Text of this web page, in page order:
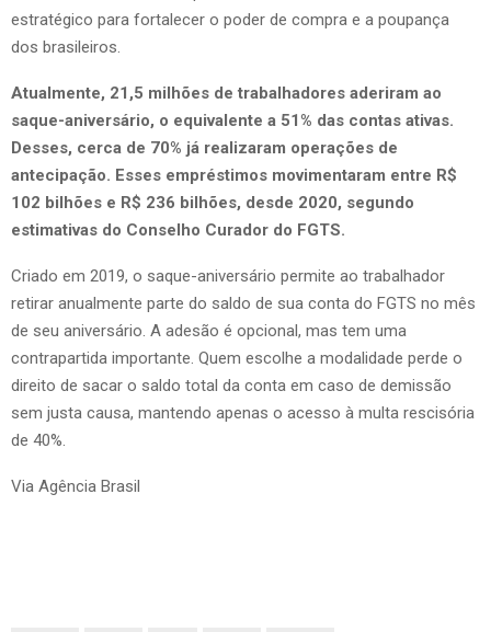
estratégico para fortalecer o poder de compra e a poupança
dos brasileiros.
Atualmente, 21,5 milhões de trabalhadores aderiram ao
saque-aniversário, o equivalente a 51% das contas ativas.
Desses, cerca de 70% já realizaram operações de
antecipação. Esses empréstimos movimentaram entre R$
102 bilhões e R$ 236 bilhões, desde 2020, segundo
estimativas do Conselho Curador do FGTS.
Criado em 2019, o saque-aniversário permite ao trabalhador
retirar anualmente parte do saldo de sua conta do FGTS no mês
de seu aniversário. A adesão é opcional, mas tem uma
contrapartida importante. Quem escolhe a modalidade perde o
direito de sacar o saldo total da conta em caso de demissão
sem justa causa, mantendo apenas o acesso à multa rescisória
de 40%.
Via Agência Brasil